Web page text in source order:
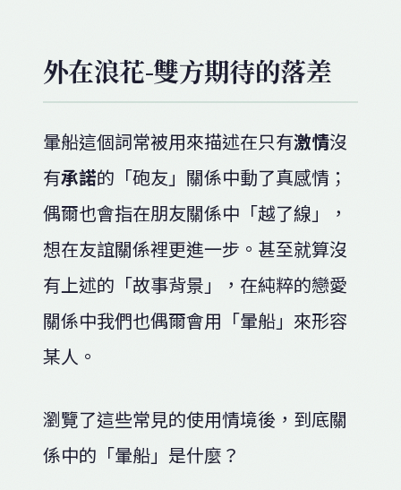
外在浪花-雙方期待的落差
暈船這個詞常被用來描述在只有激情沒
有承諾的「砲友」關係中動了真感情；
偶爾也會指在朋友關係中「越了線」，
想在友誼關係裡更進一步。甚至就算沒
有上述的「故事背景」，在純粹的戀愛
關係中我們也偶爾會用「暈船」來形容
某人。
瀏覽了這些常見的使用情境後，到底關
係中的「暈船」是什麼？